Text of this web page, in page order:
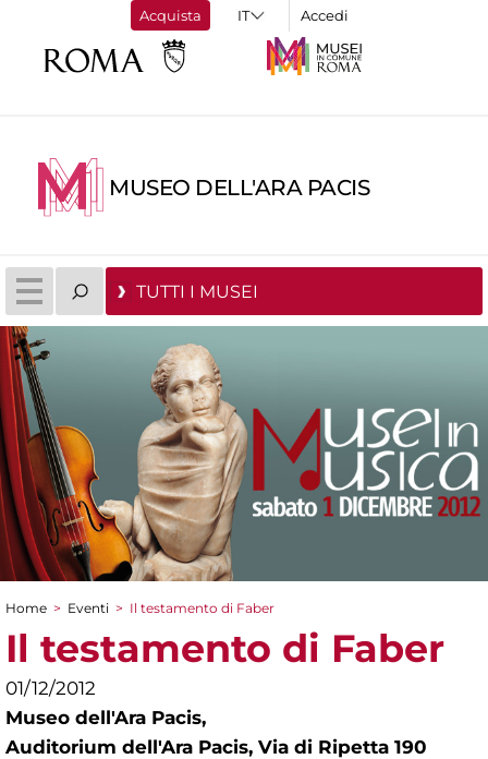
Acquista Accedi
MUSEO DELL'ARA PACIS
TUTTI I MUSEI
Tu sei qui
Home > Eventi > Il testamento di Faber
Il testamento di Faber
01/12/2012
Museo dell'Ara Pacis,
Auditorium dell'Ara Pacis, Via di Ripetta 190